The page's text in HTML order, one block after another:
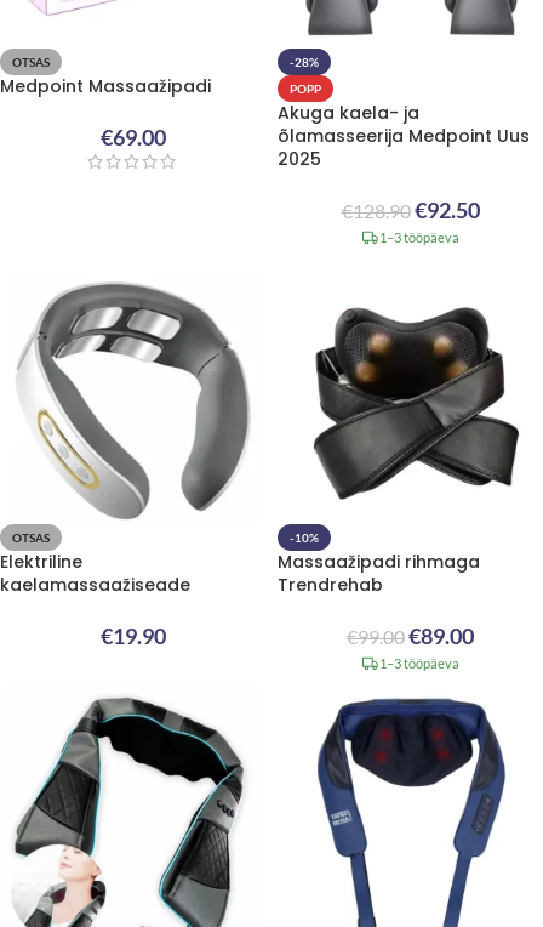
OTSAS
Medpoint Massaažipadi
€69.00
-28%
POPP
Akuga kaela- ja
õlamasseerija Medpoint Uus
2025
€128.90€92.50
1–3 tööpäeva
OTSAS
Elektriline
kaelamassaažiseade
€19.90
-10%
Massaažipadi rihmaga
Trendrehab
€99.00€89.00
1–3 tööpäeva